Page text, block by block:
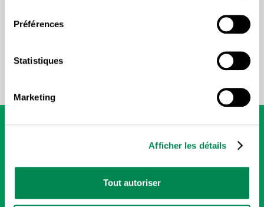
Préférences
Statistiques
Marketing
Afficher les détails
Tout autoriser
Lire notre article sur le sujet et vous inscrire.
Politique de confidentialité